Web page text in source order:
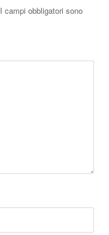
I campi obbligatori sono